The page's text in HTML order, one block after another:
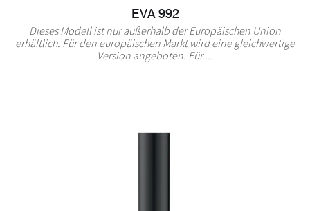
EVA 992
Dieses Modell ist nur außerhalb der Europäischen Union
erhältlich. Für den europäischen Markt wird eine gleichwertige
Version angeboten. Für ...